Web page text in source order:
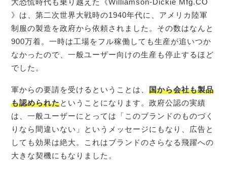
大恐慌時代も乗り越えた《Williamson-Dickie Mfg.CO
》は、第二次世界大戦時の1940年代に、アメリカ陸軍
制服の製造を政府から依頼されました。その数はなんと
900万着。一時は工場をフル稼働しても生産が追いつか
なかったので、一般ユーザー向けの生産も停止するほど
でした。
軍からの要請を受けるということは、国から会社も製品
も認められたということになります。政府公認の実績
は、一般ユーザーにとっては「このブランドのものづく
りなら間違いない」というメッセージにもなり、広告と
しても効果は絶大。これはブランドのさらなる飛躍への
大きな契機にもなりました。